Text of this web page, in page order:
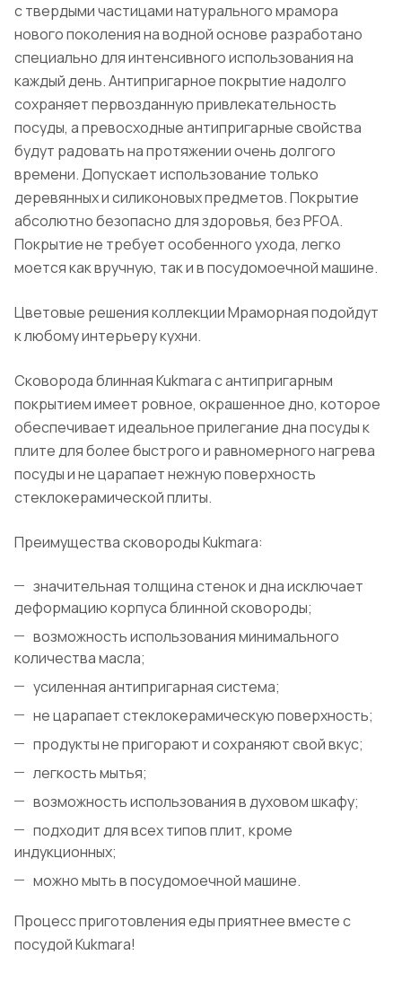
с твердыми частицами натурального мрамора
нового поколения на водной основе разработано
специально для интенсивного использования на
каждый день. Антипригарное покрытие надолго
сохраняет первозданную привлекательность
посуды, а превосходные антипригарные свойства
будут радовать на протяжении очень долгого
времени. Допускает использование только
деревянных и силиконовых предметов. Покрытие
абсолютно безопасно для здоровья, без PFOA.
Покрытие не требует особенного ухода, легко
моется как вручную, так и в посудомоечной машине.
Цветовые решения коллекции Мраморная подойдут
к любому интерьеру кухни.
Сковорода блинная Kukmara с антипригарным
покрытием имеет ровное, окрашенное дно, которое
обеспечивает идеальное прилегание дна посуды к
плите для более быстрого и равномерного нагрева
посуды и не царапает нежную поверхность
стеклокерамической плиты.
Преимущества сковороды Kukmara:
значительная толщина стенок и дна исключает
деформацию корпуса блинной сковороды;
возможность использования минимального
количества масла;
усиленная антипригарная система;
не царапает стеклокерамическую поверхность;
продукты не пригорают и сохраняют свой вкус;
легкость мытья;
возможность использования в духовом шкафу;
подходит для всех типов плит, кроме
индукционных;
можно мыть в посудомоечной машине.
Процесс приготовления еды приятнее вместе с
посудой Kukmara!